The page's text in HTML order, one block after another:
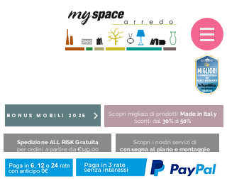
BONUS MOBILI 2025 Scopri migliaia di prodotti Made in Italy
Sconti dal 30%al50%
Spedizione ALL RISK Gratuita
per ordini a partire da €149,00
Scopri i nostri servizi di
consegna al piano e montaggio